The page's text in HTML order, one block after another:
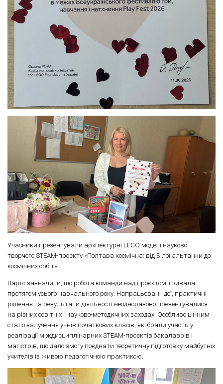
Учасники презентували архітектурні LEGO моделі науково-
творчого STEAM-проєкту «Полтава космічна: від Білої альтанки до
космічних орбіт».
Варто зазначити, що робота команди над проєктом тривала
протягом усього навчального року. Напрацьовані ідеї, практичні
рішення та результати діяльності неодноразово презентувалися
на різних освітніх і науково-методичних заходах. Особливо цінним
стало залучення учнів початкових класів, які брали участь у
реалізації міждисциплінарних STEAM-проєктів бакалаврів і
магістрів, що дало змогу поєднати теоретичну підготовку майбутніх
учителів із живою педагогічною практикою.